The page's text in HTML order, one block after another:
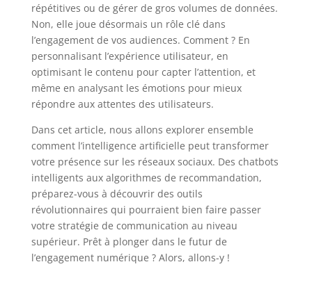
répétitives ou de gérer de gros volumes de données.
Non, elle joue désormais un rôle clé dans
l’engagement de vos audiences. Comment ? En
personnalisant l’expérience utilisateur, en
optimisant le contenu pour capter l’attention, et
même en analysant les émotions pour mieux
répondre aux attentes des utilisateurs.
Dans cet article, nous allons explorer ensemble
comment l’intelligence artificielle peut transformer
votre présence sur les réseaux sociaux. Des chatbots
intelligents aux algorithmes de recommandation,
préparez-vous à découvrir des outils
révolutionnaires qui pourraient bien faire passer
votre stratégie de communication au niveau
supérieur. Prêt à plonger dans le futur de
l’engagement numérique ? Alors, allons-y !